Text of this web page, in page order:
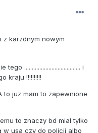
i z karzdnym nowym
..................................... i
kraju !!!!!!!!!!
to juz mam to zapewnione
to znaczy bd mial tylko
w usa czy do policji albo